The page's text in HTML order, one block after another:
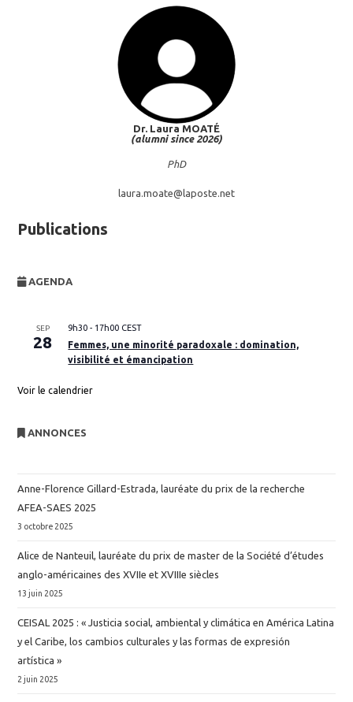
Dr. Laura MOATÉ
(alumni since 2026)
PhD
laura.moate@ laposte.net
Publications
AGENDA
SEP
28
9h30 - 17h00 CEST
Femmes, une minorité paradoxale : domination,
visibilité et émancipation
Voir le calendrier
ANNONCES
Anne-Florence Gillard-Estrada, lauréate du prix de la recherche
AFEA-SAES 2025
3 octobre 2025
Alice de Nanteuil, lauréate du prix de master de la Société d’études
anglo-américaines des XVIIe et XVIIIe siècles
13 juin 2025
CEISAL 2025 : « Justicia social, ambiental y climática en América Latina
y el Caribe, los cambios culturales y las formas de expresión
artística »
2 juin 2025